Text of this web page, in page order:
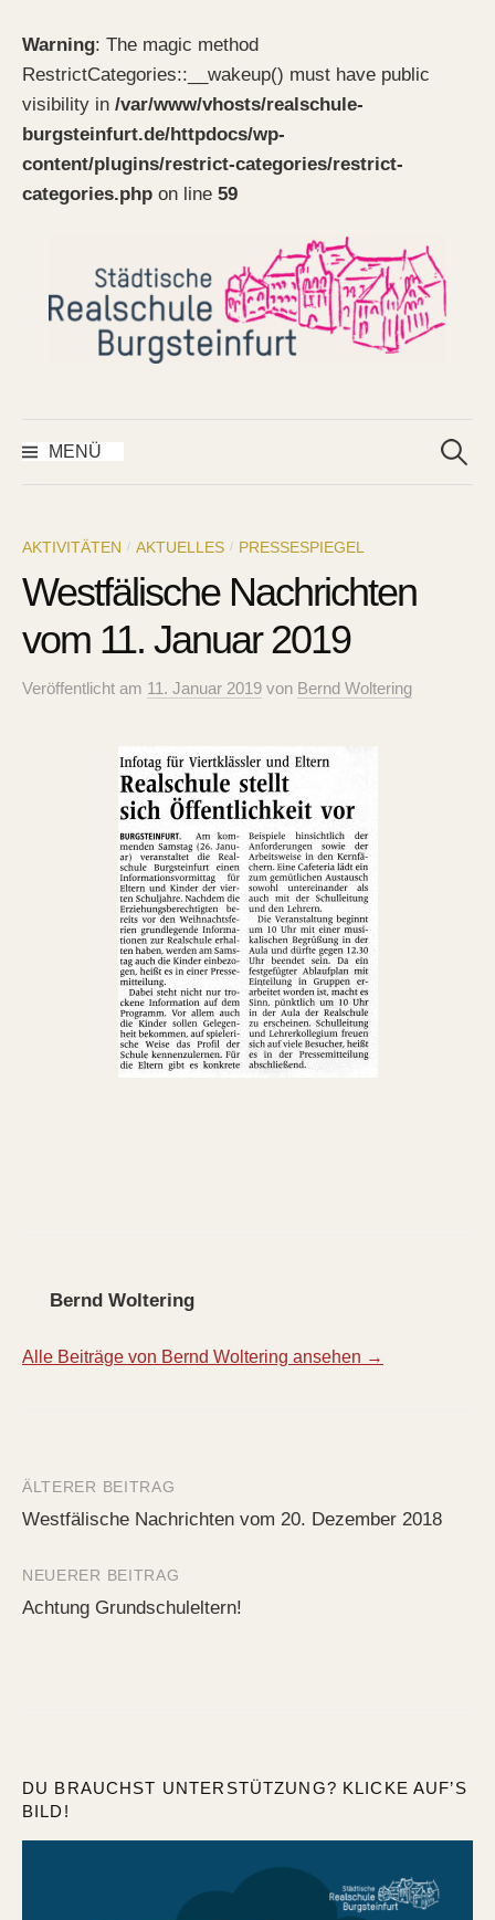
Warning: The magic method
RestrictCategories::__wakeup() must have public
visibility in /var/www/vhosts/realschule-
burgsteinfurt.de/httpdocs/wp-
content/plugins/restrict-categories/restrict-
categories.php on line 59
MENÜ
nach:
AKTIVITÄTEN / AKTUELLES / PRESSESPIEGEL
Westfälische Nachrichten
vom 11. Januar 2019
Veröffentlicht am 11. Januar 2019 von Bernd Woltering
Bernd Woltering
Alle Beiträge von Bernd Woltering ansehen →
Beitrags-
Navigation
ÄLTERER BEITRAG
Westfälische Nachrichten vom 20. Dezember 2018
NEUERER BEITRAG
Achtung Grundschuleltern!
DU BRAUCHST UNTERSTÜTZUNG? KLICKE AUF’S
BILD!